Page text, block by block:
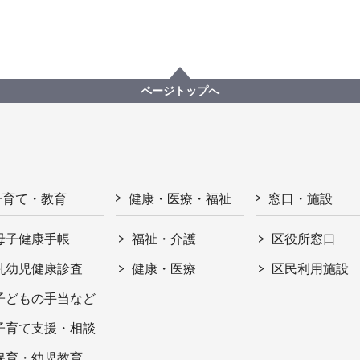
ページトップへ
育て・教育
子健康手帳
幼児健康診査
どもの手当など
育て支援・相談
健康・医療・福祉
福祉・介護
健康・医療
窓口・施設
区役所窓口
区民利用施設